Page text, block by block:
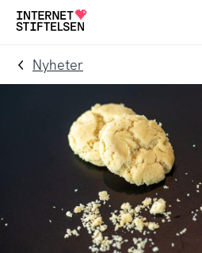
Till
navigering
Till
innehåll
Till
Nyheter